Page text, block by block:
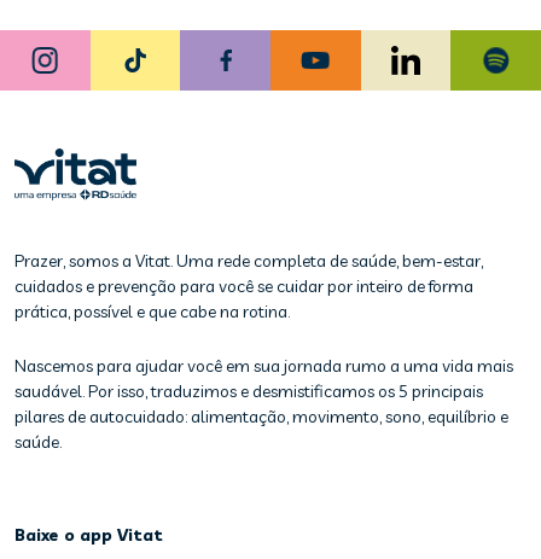
Prazer, somos a Vitat. Uma rede completa de saúde, bem-estar,
cuidados e prevenção para você se cuidar por inteiro de forma
prática, possível e que cabe na rotina.
Nascemos para ajudar você em sua jornada rumo a uma vida mais
saudável. Por isso, traduzimos e desmistificamos os 5 principais
pilares de autocuidado: alimentação, movimento, sono, equilíbrio e
saúde.
Baixe o app Vitat